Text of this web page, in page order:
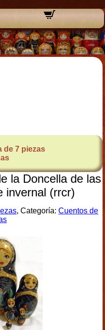
de 7 piezas
la Doncella de las
invernal (rrcr)
, Categoría: Cuentos de